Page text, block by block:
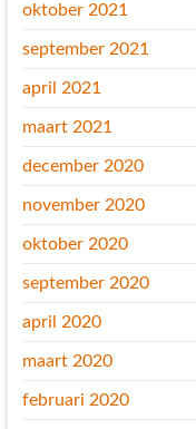
oktober 2021
september 2021
april 2021
maart 2021
december 2020
november 2020
oktober 2020
september 2020
april 2020
maart 2020
februari 2020